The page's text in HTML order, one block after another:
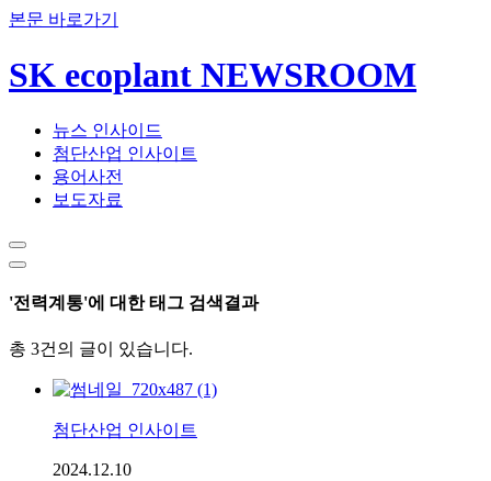
본문 바로가기
SK ecoplant NEWSROOM
뉴스 인사이드
첨단산업 인사이트
용어사전
보도자료
'전력계통'에 대한 태그 검색결과
총 3건의 글이 있습니다.
첨단산업 인사이트
2024.12.10